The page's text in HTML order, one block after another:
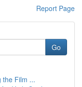
Report Page
Go
the Film ...